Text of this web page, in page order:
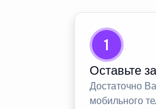
1
Оставьте
Достаточно
мобильного